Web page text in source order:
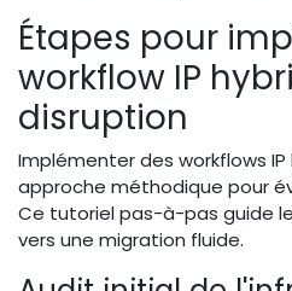
Étapes pour
workflow IP
disruption
Implémenter des workflows
approche méthodique pour
Ce tutoriel pas-à-pas guide
vers une migration fluide.